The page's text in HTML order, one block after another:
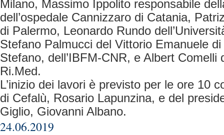
Milano, Massimo Ippolito responsabile
dell’ospedale Cannizzaro di Catania,
di Palermo, Leonardo Rundo
Stefano Palmucci del Vittorio Emanuele
Stefano, dell’IBFM-CNR, e Albert Comelli
Ri.Med.
L’inizio dei lavori è previsto per le ore 10
di Cefalù, Rosario Lapunzina, e del
Giglio, Giovanni Albano.
24.06.2019